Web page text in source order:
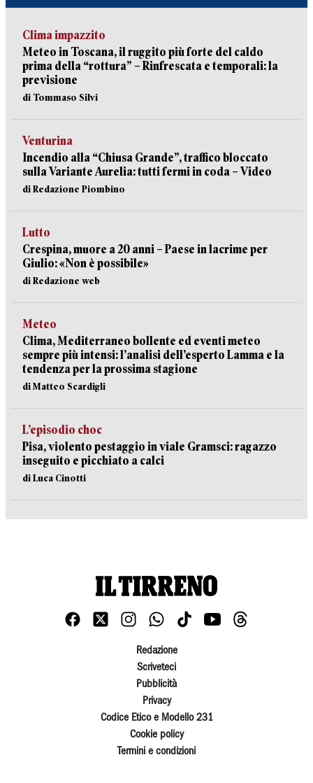
Clima impazzito
Meteo in Toscana, il ruggito più forte del caldo
prima della “rottura” – Rinfrescata e temporali: la
previsione
di Tommaso Silvi
Venturina
Incendio alla “Chiusa Grande”, traffico bloccato
sulla Variante Aurelia: tutti fermi in coda – Video
di Redazione Piombino
Lutto
Crespina, muore a 20 anni – Paese in lacrime per
Giulio: «Non è possibile»
di Redazione web
Meteo
Clima, Mediterraneo bollente ed eventi meteo
sempre più intensi: l’analisi dell’esperto Lamma e la
tendenza per la prossima stagione
di Matteo Scardigli
L’episodio choc
Pisa, violento pestaggio in viale Gramsci: ragazzo
inseguito e picchiato a calci
di Luca Cinotti
Redazione
Scriveteci
Pubblicità
Privacy
Codice Etico e Modello 231
Cookie policy
Termini e condizioni